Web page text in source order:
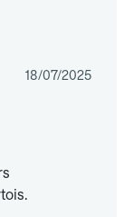
18/07/2025